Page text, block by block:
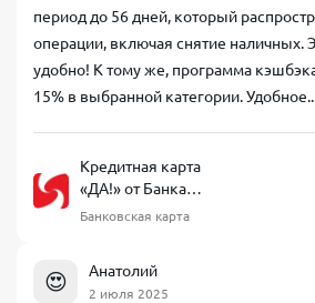
период до 56 дней, который
операции, включая снятие наличных.
удобно! К тому же, программа
15% в выбранной категории.
Кредитная карта
«ДА!» от Банка
Синара
Банковская карта
😍 Анатолий
2 июля 2025